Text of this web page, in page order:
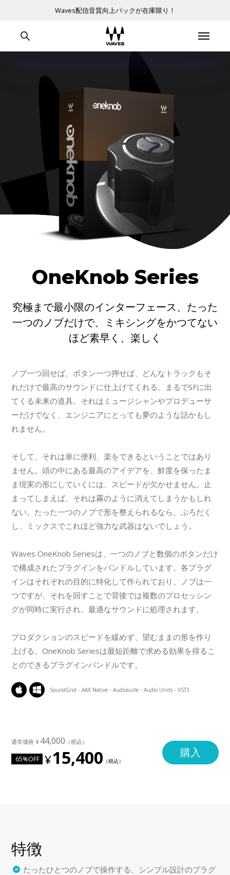
Waves配信音質向上パックが在庫限り！
OneKnob Series
究極まで最小限のインターフェース、たった
一つのノブだけで、ミキシングをかつてない
ほど素早く、楽しく
ノブ一つ回せば、ボタン一つ押せば、どんなトラックもそ
れだけで最高のサウンドに仕上げてくれる。まるでSFに出
てくる未来の道具。それはミュージシャンやプロデューサ
ーだけでなく、エンジニアにとっても夢のような話かもし
れません。
そして、それは単に便利、楽をできるということではあり
ません。頭の中にある最高のアイデアを、鮮度を保ったま
ま現実の形にしていくには、スピードが欠かせません。止
まってしまえば、それは霧のように消えてしまうかもしれ
ない。たった一つのノブで形を整えられるなら、ぷろだく
し、ミックスでこれほど強力な武器はないでしょう。
Waves OneKnob Seriesは、一つのノブと数個のボタンだけ
で構成されたプラグインをバンドルしています。各プラグ
インはそれぞれの目的に特化して作られており、ノブは一
つですが、それを回すことで背後では複数のプロセッシン
グが同時に実行され、最適なサウンドに処理されます。
プロダクションのスピードを緩めず、望むままの形を作り
上げる。OneKnob Seriesは最短距離で求める効果を得るこ
とのできるプラグインバンドルです。
SoundGrid・AAX Native・Audiosuite・Audio Units・VST3
44,000
65%OFF 15,400 購入
特徴
たったひとつのノブで操作する、シンプル設計のプラグ